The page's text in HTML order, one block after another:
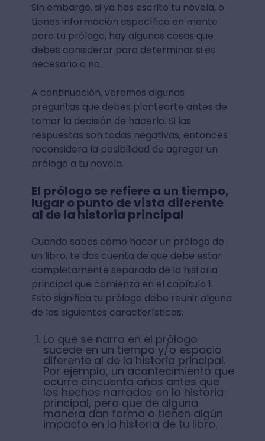
Sin embargo, si ya has escrito tu novela, o
tienes información específica en mente
para tu prólogo, hay algunas cosas que
debes considerar para determinar si es
necesario o no.
A continuación, veremos algunas
preguntas que debes plantearte antes de
tomar la decisión de hacerlo. Si las
respuestas son todas negativas, entonces
reconsidera la posibilidad de agregar un
prólogo a tu novela.
El prólogo se refiere a un tiempo,
lugar o punto de vista diferente
al de la historia principal
Cuando sabes cómo hacer un prólogo de
un libro, te das cuenta de que debe estar
completamente separado de la historia
principal que comienza en el capítulo 1.
Esto significa tu prólogo debe reunir alguna
de las siguientes características:
Lo que se narra en el prólogo
sucede en un tiempo y/o espacio
diferente al de la historia principal.
Por ejemplo, un acontecimiento que
ocurre cincuenta años antes que
los hechos narrados en la historia
principal, pero que de alguna
manera dan forma o tienen algún
impacto en la historia de tu libro.